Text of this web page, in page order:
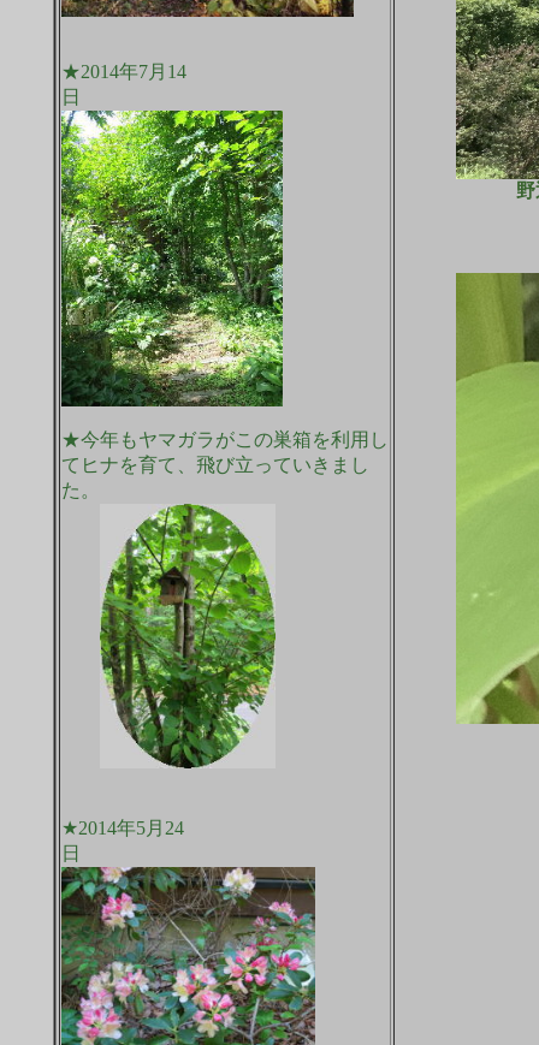
★2014年7月14
日
★今年もヤマガラがこの巣箱を利用し
てヒナを育て、飛び立っていきまし
た。
★2014年5月24
日